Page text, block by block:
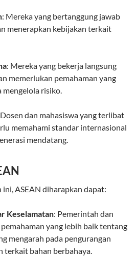
: Mereka yang bertanggung jawab
menerapkan kebijakan terkait
: Mereka yang bekerja langsung
memerlukan pemahaman yang
mengelola risiko.
dan mahasiswa yang terlibat
memahami standar internasional
mendatang.
ASEAN diharapkan dapat:
Keselamatan: Pemerintah dan
yang lebih baik tentang
mengarah pada pengurangan
terkait bahan berbahaya.